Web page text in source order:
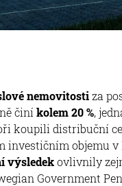
nemovitostiza
činí kolem 20 %,
koupili distribuční
investičním objemu
výsledekovlivnily
Government